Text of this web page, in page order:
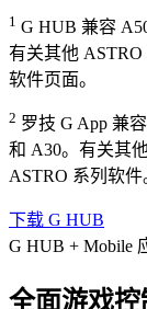
1 G HUB 兼容
有关其他
软件页面。
2 罗技 G App 兼
和 A30。有关其
ASTRO 系列软件
下载 G HUB
G HUB + Mobile
全面游戏控